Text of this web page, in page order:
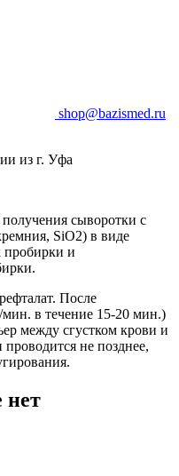
shop@bazismed.ru
из г. Уфа
сыворотки с
SiO2) в виде
пробирки и
После
в течение 15-20 мин.)
между сгустком крови и
не позднее,
нет